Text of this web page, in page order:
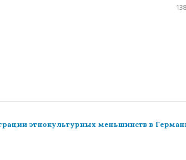
этнокультурных меньшинств в